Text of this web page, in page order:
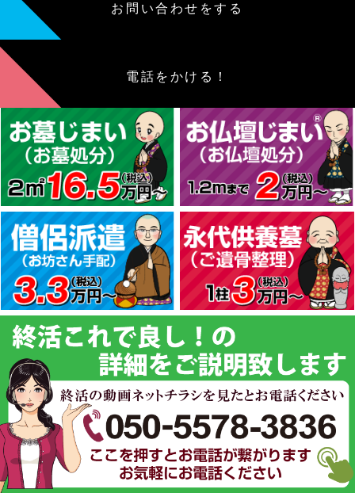
お問い合わせをする
電話をかける！